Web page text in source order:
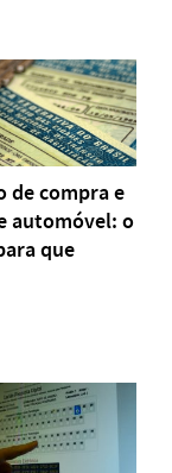
de compra e
automóvel: o
que